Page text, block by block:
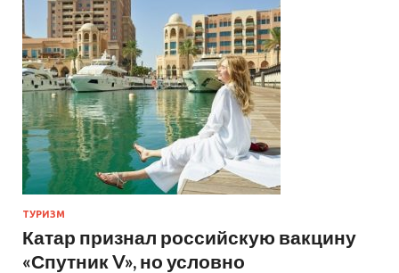
ТУРИЗМ
Катар признал российскую вакцину
«Спутник V», но условно